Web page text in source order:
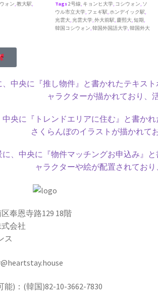
ォン,教大駅,
Tags2号線, キョンヒ大学, コシウォン, ソ
ウル市立大学, フェギ駅,ホンデイック駅,
光雲大,光雲大学,外大前駅, 慶熙大,短期,
韓国コシウォン,韓国外国語大学,韓国外大
奉恩寺路129 18階
会社
ス
)：(韓国)82-10-3662-7830